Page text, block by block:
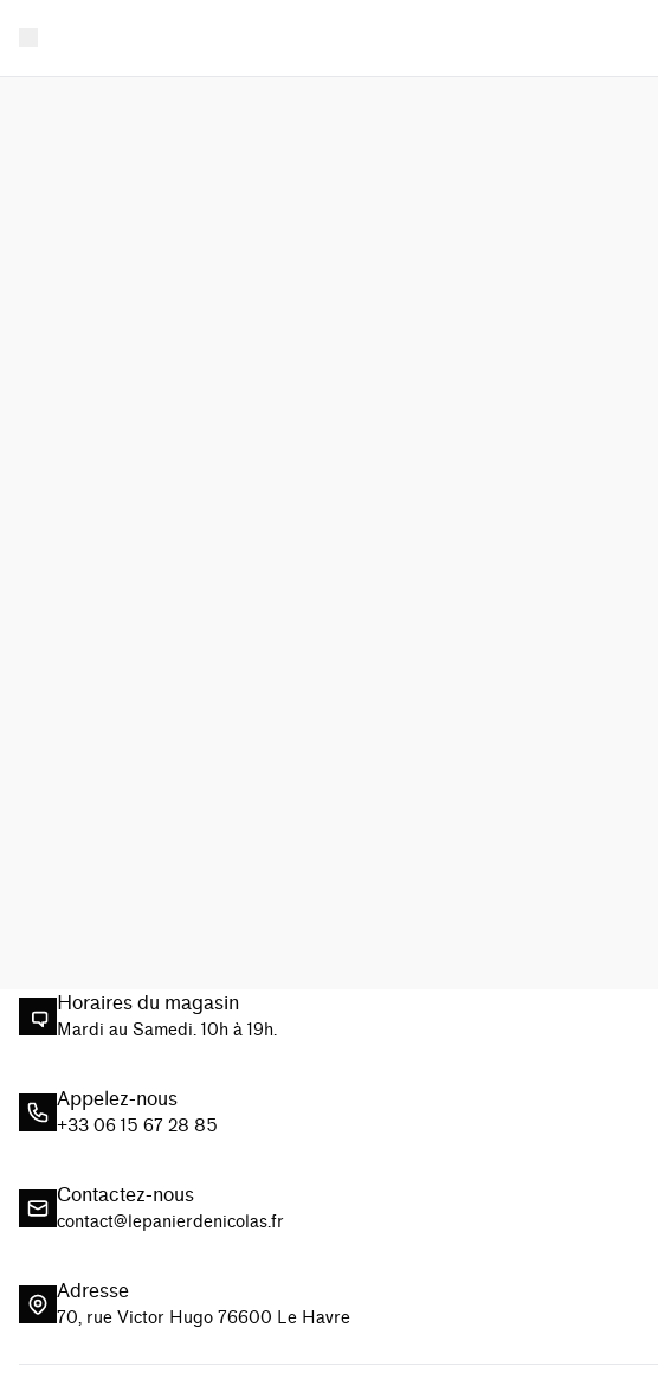
Horaires du magasin
Mardi au Samedi. 10h à 19h.
Appelez-nous
+33 06 15 67 28 85
Contactez-nous
contact@lepanierdenicolas.fr
Adresse
70, rue Victor Hugo 76600 Le Havre